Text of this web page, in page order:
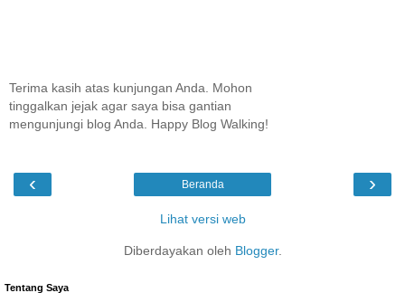
Terima kasih atas kunjungan Anda. Mohon
tinggalkan jejak agar saya bisa gantian
mengunjungi blog Anda. Happy Blog Walking!
‹ ›
Beranda
Lihat versi web
Diberdayakan oleh Blogger.
Tentang Saya